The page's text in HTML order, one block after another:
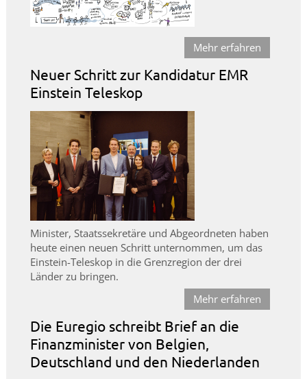
Mehr erfahren
Neuer Schritt zur Kandidatur EMR
Einstein Teleskop
Minister, Staatssekretäre und Abgeordneten haben
heute einen neuen Schritt unternommen, um das
Einstein-Teleskop in die Grenzregion der drei
Länder zu bringen.
Mehr erfahren
Die Euregio schreibt Brief an die
Finanzminister von Belgien,
Deutschland und den Niederlanden